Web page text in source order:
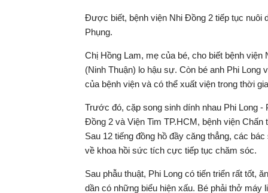
Được biết, bệnh viện Nhi Đồng 2 tiếp tục nuôi
Phụng.
Chị Hồng Lam, mẹ của bé, cho biết bệnh
(Ninh Thuận) lo hậu sự. Còn bé anh Phi
của bệnh viện và có thể xuất viện trong thời
Trước đó, cặp song sinh dính nhau Phi Long
Đồng 2 và Viện Tim TP.HCM, bệnh viện
Sau 12 tiếng đồng hồ đầy căng thẳng, các
về khoa hồi sức tích cực tiếp tục chăm sóc.
Sau phẫu thuật, Phi Long có tiến triển rất tốt,
dần có những biểu hiện xấu. Bé phải thở máy